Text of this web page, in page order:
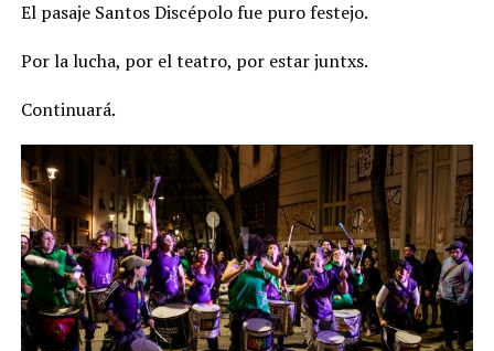
El pasaje Santos Discépolo fue puro festejo.
Por la lucha, por el teatro, por estar juntxs.
Continuará.